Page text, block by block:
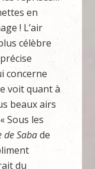
en
! L’air
célèbre
concerne
voit quant à
beaux airs
Sous les
de Sabade
du